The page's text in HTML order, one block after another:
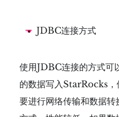
JDBC连接方式
使用JDBC连接的方式可
的数据写入StarRocks
要进行网络传输和数据